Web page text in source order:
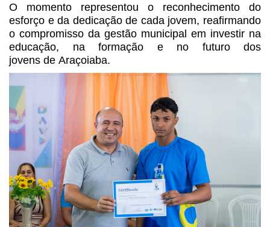
O momento representou o reconhecimento do
esforço e da dedicação de cada jovem, reafirmando
o compromisso da gestão municipal em investir na
educação, na formação e no futuro dos
jovens de Araçoiaba.